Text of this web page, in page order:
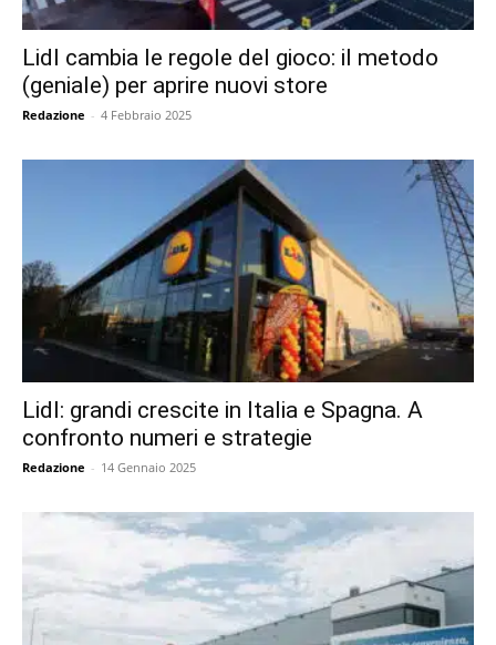
Lidl cambia le regole del gioco: il metodo
(geniale) per aprire nuovi store
Redazione - 4 Febbraio 2025
Lidl: grandi crescite in Italia e Spagna. A
confronto numeri e strategie
Redazione - 14 Gennaio 2025